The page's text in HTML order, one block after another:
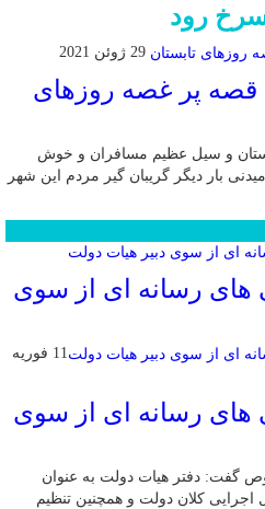
رود
29 ژوئن 2021
پر غصه روزهای
و سیل عظیم مسافران و خوش
بار دیگر گریبان گیر مردم این شهر
های رسانه ای از سوی
11 فوریه
های رسانه ای از سوی
گفت: دفتر هیات دولت به عنوان
اجرایی کلان دولت و همچنین تنظیم